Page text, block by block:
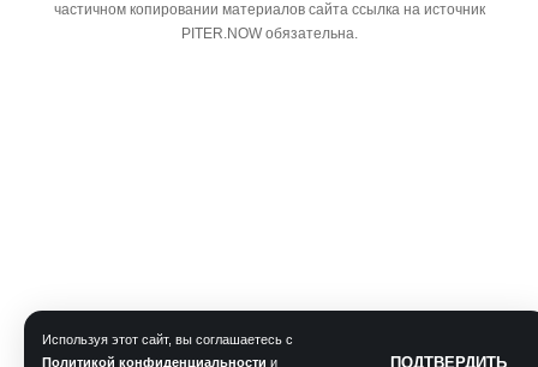
Используя этот сайт, вы соглашаетесь с
Политикой конфиденциальности и ПОДТВЕРДИТЬ
частичном копировании материалов сайта ссылка на источник
PITER.NOW обязательна.